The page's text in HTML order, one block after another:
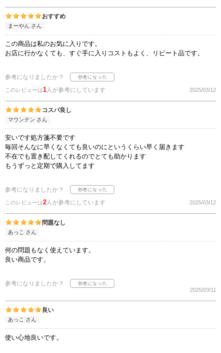
おすすめ
まーやん さん
この商品は私のお気に入りです。
お店に行かなくても、すぐ手に入りコストもよく、リピート品です。
参考になりましたか？
このレビューは1人が参考にしています 2025/03/12
コスパ良し
マウンテン さん
安いです処方箋不要です
毎回そんなに早くなくても良いのにというくらい早く届きます
不在でも置き配してくれるのでとても助かります
もうずっと定期で購入してます
参考になりましたか？
このレビューは2人が参考にしています 2025/03/12
問題なし
あっこ さん
何の問題もなく使えています。
良い商品です。
参考になりましたか？
2025/03/11
良い
あっこ さん
使い心地良いです。